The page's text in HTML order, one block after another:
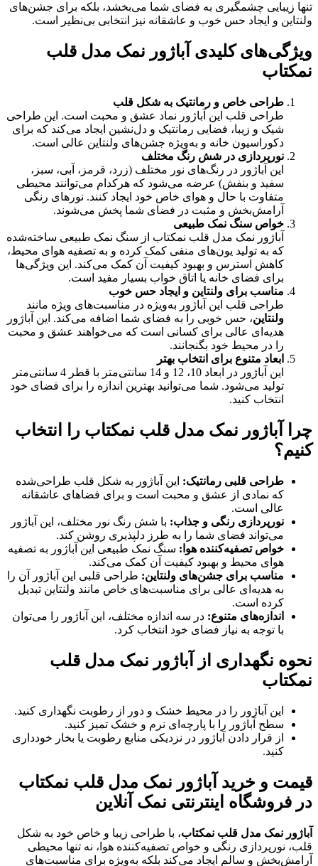
تنها زیبایی چشمگیری به فضای شما می‌بخشد، بلکه برای جشن‌های
ولنتاین و ایجاد حس خوب و عاشقانه نیز انتخابی بی‌نظیر است.
ویژگی‌های کلیدی آباژور نمک مدل قلب
نمکتاب
طراحی خاص و رمانتیک به شکل قلب
طراحی قلب این آباژور نماد عشق و محبت است. این طراحی
شیک و زیبا، فضایی رمانتیک و دل‌نشین ایجاد می‌کند که برای
دکوراسیون خانه و به‌ویژه جشن‌های ولنتاین عالی است.
نورپردازی در شش رنگ مختلف
این آباژور در رنگ‌های نور مختلف (زرد، قرمز، آبی، سبز،
سفید و بنفش) عرضه می‌شود که هرکدام می‌توانند محیطی
متفاوت با حال و هوای خاص خود ایجاد کنند. نورهای رنگی
آرامش‌بخش و مثبت در فضای شما پخش می‌شوند.
خواص سنگ نمک طبیعی
آباژور نمک مدل قلب نمکتاب از سنگ نمک طبیعی ساخته‌شده
که به تولید یون‌های منفی کمک کرده و به تصفیه هوای محیط،
کاهش استرس و بهبود کیفیت آن کمک می‌کند. این ویژگی‌ها
برای فضای خانه یا اتاق خواب بسیار مفید است.
مناسب برای ولنتاین و ایجاد حس خوب
طراحی قلب این آباژور به‌ویژه در مناسبت‌های ویژه مانند
ولنتاین، حس خوبی را به فضای شما اضافه می‌کند. این آباژور
هدیه‌ای عالی برای کسانی است که می‌خواهند عشق و محبت
را در محیط خود بگنجانند.
ابعاد متنوع برای انتخاب بهتر
این آباژور در ابعاد 10، 12 و 14 سانتی‌متر با قطر 4 سانتی‌متر
تولید می‌شود. شما می‌توانید بهترین اندازه را برای فضای خود
انتخاب کنید.
چرا آباژور نمک مدل قلب نمکتاب را انتخاب
کنیم؟
طراحی قلبی رمانتیک: این آباژور به شکل قلب طراحی‌شده
که نمادی از عشق و محبت است و برای فضاهای عاشقانه
عالی است.
نورپردازی رنگی و جذاب: با شش رنگ نور مختلف، این آباژور
می‌تواند فضای شما را به طرز دلپذیری روشن کند.
خواص تصفیه‌کننده هوا : سنگ نمک طبیعی این آباژور به تصفیه
هوای محیط و بهبود کیفیت آن کمک می‌کند.
مناسب برای جشن‌های ولنتاین: طراحی قلبی این آباژور آن را
به هدیه‌ای عالی برای مناسبت‌های خاص مانند ولنتاین تبدیل
کرده است.
اندازه‌های متنوع: در سه اندازه مختلف، این آباژور را می‌توان
با توجه به نیاز فضای خود انتخاب کرد.
نحوه نگهداری از آباژور نمک مدل قلب
نمکتاب
این آباژور را در محیط خشک و دور از رطوبت نگهداری کنید.
سطح آباژور را با پارچه‌ای نرم و خشک تمیز کنید.
از قرار دادن آباژور در نزدیکی منابع رطوبت یا بخار خودداری
کنید.
قیمت و خرید آباژور نمک مدل قلب نمکتاب
در فروشگاه اینترنتی نمک آنلاین
آباژور نمک مدل قلب نمکتاب، با طراحی زیبا و خاص خود به شکل
قلب، نورپردازی رنگی و خواص تصفیه‌کننده هوا، نه تنها محیطی
آرامش‌بخش و سالم ایجاد می‌کند بلکه به‌ویژه برای مناسبت‌های